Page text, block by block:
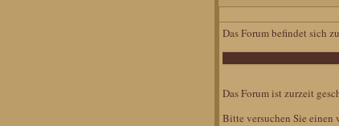
Das Forum befindet sich
Das Forum ist zurzeit
Bitte versuchen Sie einen